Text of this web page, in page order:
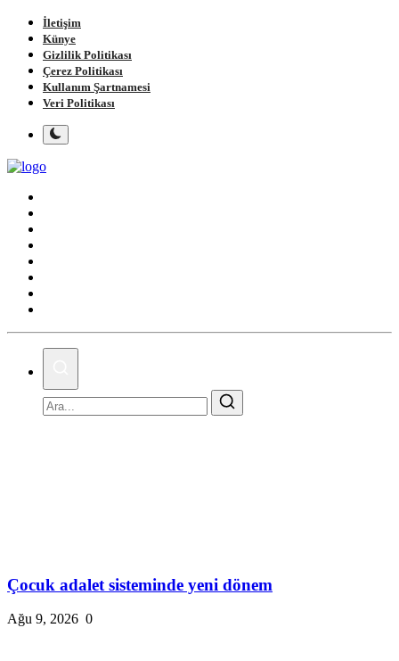
İletişim
Künye
Gizlilik Politikası
Çerez Politikası
Kullanım Şartnamesi
Veri Politikası
Çocuk adalet sisteminde yeni dönem
Ağu 9, 2026 0